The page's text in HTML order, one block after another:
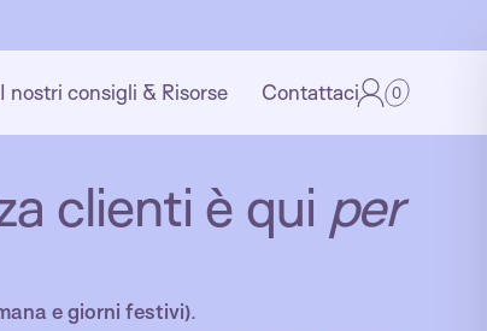
I nostri consigli & Risorse Contattaci 0
clienti è qui per
e giorni festivi).